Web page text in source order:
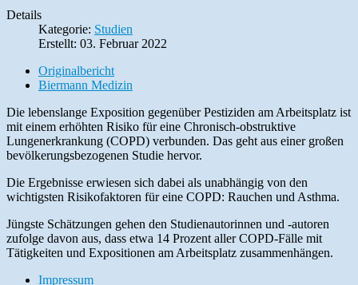
Details
Kategorie: Studien
Erstellt: 03. Februar 2022
Originalbericht
Biermann Medizin
Die lebenslange Exposition gegenüber Pestiziden am Arbeitsplatz ist
mit einem erhöhten Risiko für eine Chronisch-obstruktive
Lungenerkrankung (COPD) verbunden. Das geht aus einer großen
bevölkerungsbezogenen Studie hervor.
Die Ergebnisse erwiesen sich dabei als unabhängig von den
wichtigsten Risikofaktoren für eine COPD: Rauchen und Asthma.
Jüngste Schätzungen gehen den Studienautorinnen und -autoren
zufolge davon aus, dass etwa 14 Prozent aller COPD-Fälle mit
Tätigkeiten und Expositionen am Arbeitsplatz zusammenhängen.
Impressum